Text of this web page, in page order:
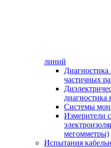
линий
Диагностика
частичных
диагностика
Системы
Измерители
мегомметры)
Испытания